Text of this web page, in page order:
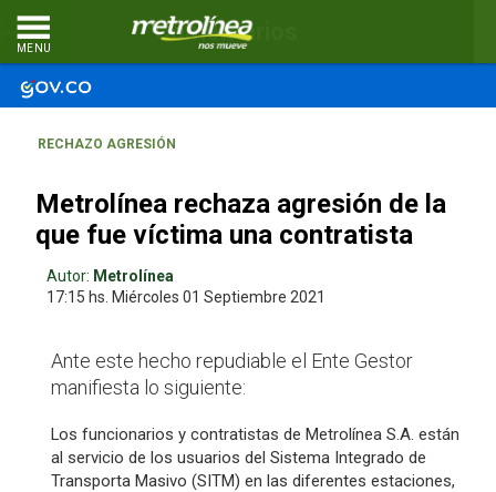
MENU
RECHAZO AGRESIÓN
Metrolínea rechaza agresión de la
que fue víctima una contratista
Autor: Metrolínea
17:15 hs. Miércoles 01 Septiembre 2021
Ante este hecho repudiable el Ente Gestor
manifiesta lo siguiente:
Los funcionarios y contratistas de Metrolínea S.A. están
al servicio de los usuarios del Sistema Integrado de
Transporta Masivo (SITM) en las diferentes estaciones,
Comentarios